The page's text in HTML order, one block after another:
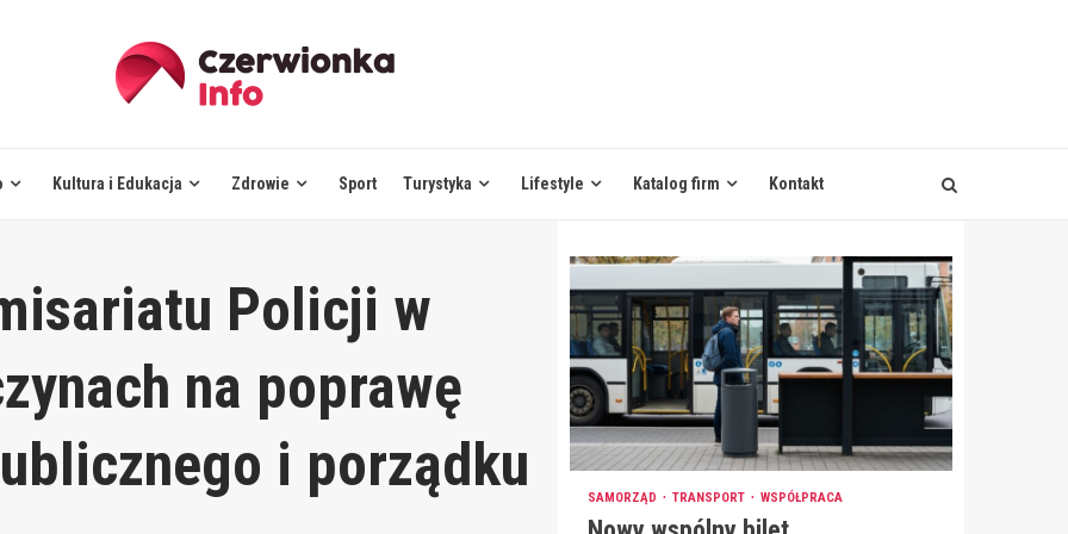
Kultura i Edukacja Zdrowie Sport Turystyka Lifestyle Katalog firm Kontakt
Policji w
na poprawę
i porządku
SAMORZĄD TRANSPORT WSPÓŁPRACA